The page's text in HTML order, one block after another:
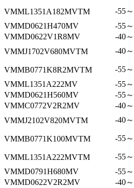
VMML1351A182MVTM -55
VMMD0621H470MV
-55
VMMD0622V1R8MV
-40
VMMJ1702V680MVTM
-40
VMMB0771K8R2MVTM -55
VMML1351A222MV
-55
VMMD0621H560MV
-55
VMMC0772V2R2MV
-40
VMMJ2102V820MVTM
-40
VMMB0771K100MVTM -55
VMML1351A222MVTM -55
VMMD0791H680MV
-55
VMMD0622V2R2MV
-40